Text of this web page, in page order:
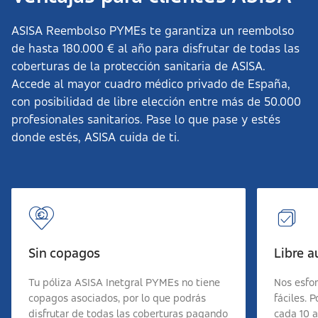
ASISA Reembolso PYMEs te garantiza un reembolso
de hasta 180.000 € al año para disfrutar de todas las
coberturas de la protección sanitaria de ASISA.
Accede al mayor cuadro médico privado de España,
con posibilidad de libre elección entre más de 50.000
profesionales sanitarios. Pase lo que pase y estés
donde estés, ASISA cuida de ti.
Sin copagos
Tu póliza ASISA Inetgral PYMEs no tiene
copagos asociados, por lo que podrás
disfrutar de todas las coberturas pagando
Libre
Nos
fáciles.
cada 10